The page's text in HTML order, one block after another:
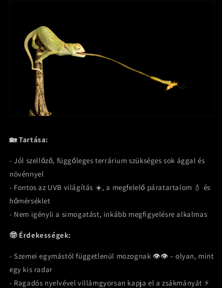
🏡 Tartása:
- Jól szellőző, függőleges terrárium szükséges sok ággal és
növénnyel
- Fontos az UVB világítás ☀️, a megfelelő páratartalom 💧 és
hőmérséklet
- Nem igényli a simogatást, inkább megfigyelésre alkalmas
🤓 Érdekességek:
- Szemei egymástól függetlenül mozognak 👁️👁️ – olyan, mint
egy kis radar
- Ragadós nyelvével villámgyorsan kapja el a zsákmányát ⚡